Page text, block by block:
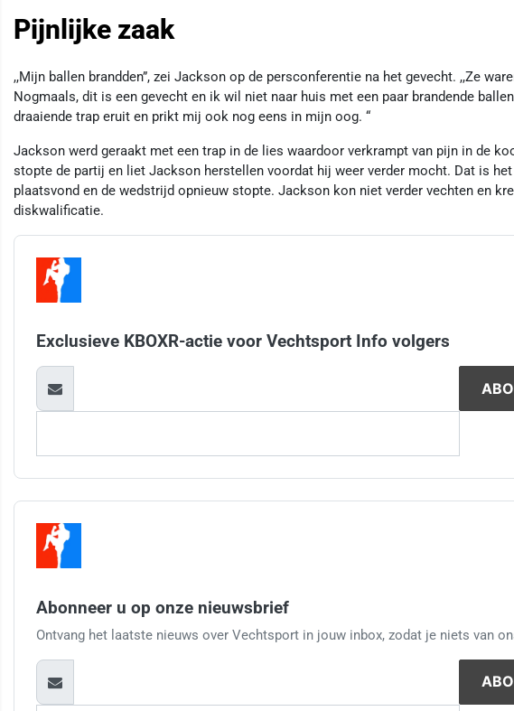
Pijnlijke zaak
,,Mijn ballen brandden”, zei Jackson op de persconferentie na het gevecht. ,,Ze
Nogmaals, dit is een gevecht en ik wil niet naar huis met een paar brandende
draaiende trap eruit en prikt mij ook nog eens in mijn oog. “
Jackson werd geraakt met een trap in de lies waardoor verkrampt van pijn in de
stopte de partij en liet Jackson herstellen voordat hij weer verder mocht. Dat is
plaatsvond en de wedstrijd opnieuw stopte. Jackson kon niet verder vechten en
diskwalificatie.
Exclusieve KBOXR-actie voor Vechtsport Info volgers
Abonneer u op onze nieuwsbrief
Ontvang het laatste nieuws over Vechtsport in jouw inbox, zodat je niets van